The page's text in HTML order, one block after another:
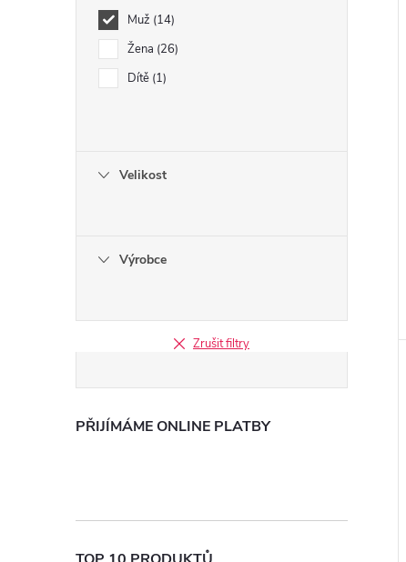
Muž 14
Žena 26
Dítě 1
Velikost
Výrobce
Zrušit filtry
PŘIJÍMÁME ONLINE PLATBY